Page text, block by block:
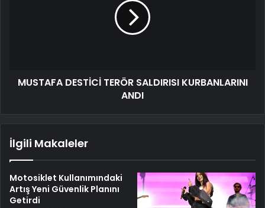
MUSTAFA DESTİCİ TERÖR SALDIRISI KURBANLARINI
ANDI
İlgili Makaleler
Motosiklet Kullanımındaki
Artış Yeni Güvenlik Planını
Getirdi